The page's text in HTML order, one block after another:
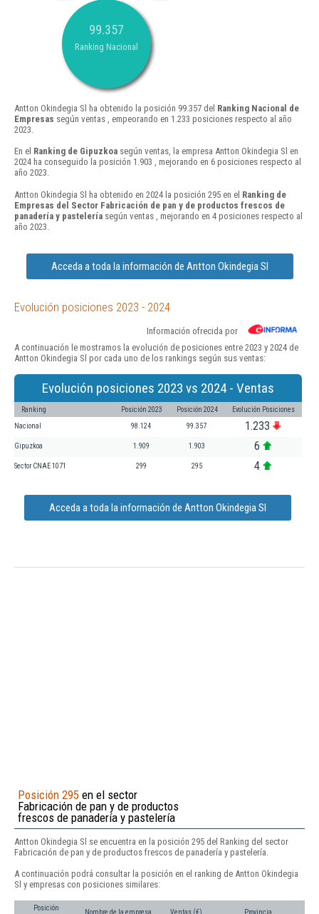
99.357
Ranking Nacional
Antton Okindegia Sl ha obtenido la posición 99.357 del Ranking Nacional de
Empresas según ventas , empeorando en 1.233 posiciones respecto al año
2023.
En el Ranking de Gipuzkoa según ventas, la empresa Antton Okindegia Sl en
2024 ha conseguido la posición 1.903 , mejorando en 6 posiciones respecto al
año 2023.
Antton Okindegia Sl ha obtenido en 2024 la posición 295 en el Ranking de
Empresas del Sector Fabricación de pan y de productos frescos de
panadería y pastelería según ventas , mejorando en 4 posiciones respecto al
año 2023.
Acceda a toda la información de Antton Okindegia Sl
Evolución posiciones 2023 - 2024
Información ofrecida por
A continuación le mostramos la evolución de posiciones entre 2023 y 2024 de
Antton Okindegia Sl por cada uno de los rankings según sus ventas:
Evolución posiciones 2023 vs 2024 - Ventas
Ranking Posición 2023 Posición 2024 Evolución Posiciones
Nacional 98.124 99.357 1.233
Gipuzkoa 1.909 1.903 6
Sector CNAE 1071 299 295 4
Acceda a toda la información de Antton Okindegia Sl
Posición 295 en el sector
Fabricación de pan y de productos
frescos de panadería y pastelería
Antton Okindegia Sl se encuentra en la posición 295 del Ranking del sector
Fabricación de pan y de productos frescos de panadería y pastelería.
A continuación podrá consultar la posición en el ranking de Antton Okindegia
Sl y empresas con posiciones similares:
Posición
Nombre de la empresa Ventas (€) Provincia